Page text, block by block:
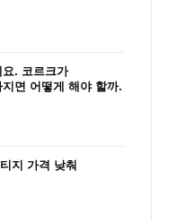
요. 코르크가
면 어떻게 해야 할까.
지 가격 낮춰